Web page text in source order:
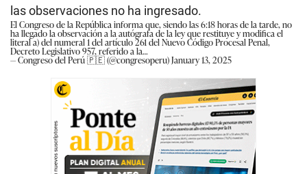
las observaciones no ha ingresado.
El Congreso de la República informa que, siendo las 6:18 horas de la tarde, no
ha llegado la observación a la autógrafa de la ley que restituye y modifica el
literal a) del numeral 1 del artículo 261 del Nuevo Código Procesal Penal,
Decreto Legislativo 957, referido a la…
— Congreso del Perú 🇵🇪 (@congresoperu)January 13, 2025